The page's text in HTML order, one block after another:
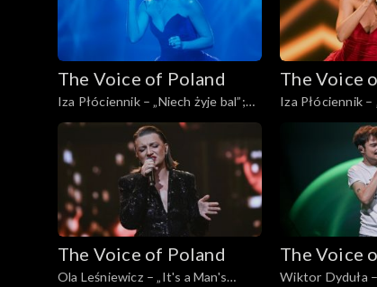
The Voice of Poland
Iza Płóciennik – „Niech żyje bal”;
„The Voice of Poland”, Live, 23
listopada 2024
The Voice
Iza Płóciennik –
Voice of
The Voice of Poland
Ola Leśniewicz – „It's a Man's
The Voice
Wiktor Dyduła